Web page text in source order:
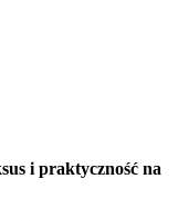
i praktyczność na